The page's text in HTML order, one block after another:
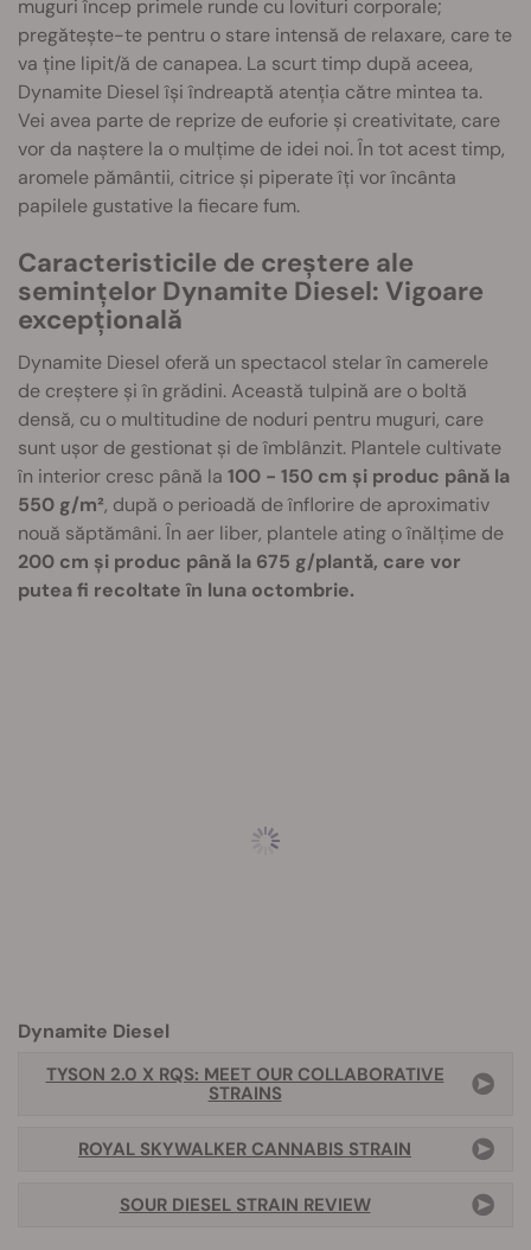
muguri încep primele runde cu lovituri corporale;
pregătește-te pentru o stare intensă de relaxare, care te
va ține lipit/ă de canapea. La scurt timp după aceea,
Dynamite Diesel își îndreaptă atenția către mintea ta.
Vei avea parte de reprize de euforie și creativitate, care
vor da naștere la o mulțime de idei noi. În tot acest timp,
aromele pământii, citrice și piperate îți vor încânta
papilele gustative la fiecare fum.
Caracteristicile de creștere ale
semințelor Dynamite Diesel: Vigoare
excepțională
Dynamite Diesel oferă un spectacol stelar în camerele
de creștere și în grădini. Această tulpină are o boltă
densă, cu o multitudine de noduri pentru muguri, care
sunt ușor de gestionat și de îmblânzit. Plantele cultivate
în interior cresc până la 100 - 150 cm și produc până la
550 g/m², după o perioadă de înflorire de aproximativ
nouă săptămâni. În aer liber, plantele ating o înălțime de
200 cm și produc până la 675 g/plantă, care vor
putea fi recoltate în luna octombrie.
Dynamite Diesel
TYSON 2.0 X RQS: MEET OUR COLLABORATIVE
STRAINS
ROYAL SKYWALKER CANNABIS STRAIN
SOUR DIESEL STRAIN REVIEW